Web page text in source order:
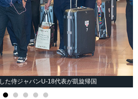
た侍ジャパンU-18代表が凱旋帰国